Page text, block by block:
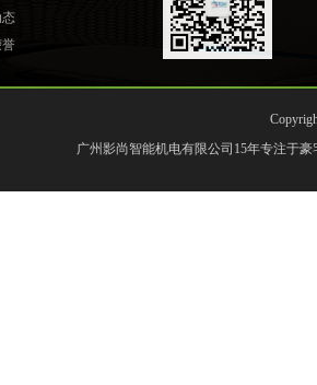
广州影尚智能机电有限公司15年专注于